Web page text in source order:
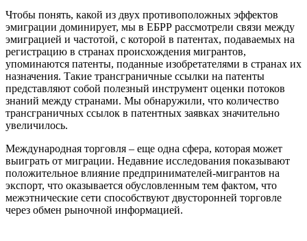
Чтобы понять, какой из двух противоположных эффектов
эмиграции доминирует, мы в ЕБРР рассмотрели связи между
эмиграцией и частотой, с которой в патентах, подаваемых на
регистрацию в странах происхождения мигрантов,
упоминаются патенты, поданные изобретателями в странах их
назначения. Такие трансграничные ссылки на патенты
представляют собой полезный инструмент оценки потоков
знаний между странами. Мы обнаружили, что количество
трансграничных ссылок в патентных заявках значительно
увеличилось.
Международная торговля – еще одна сфера, которая может
выиграть от миграции. Недавние исследования показывают
положительное влияние предпринимателей-мигрантов на
экспорт, что оказывается обусловленным тем фактом, что
межэтнические сети способствуют двусторонней торговле
через обмен рыночной информацией.